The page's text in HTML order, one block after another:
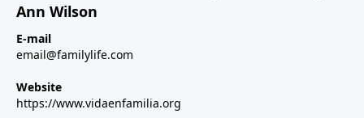
Ann Wilson
E-mail
email@familylife.com
Website
https://www.vidaenfamilia.org